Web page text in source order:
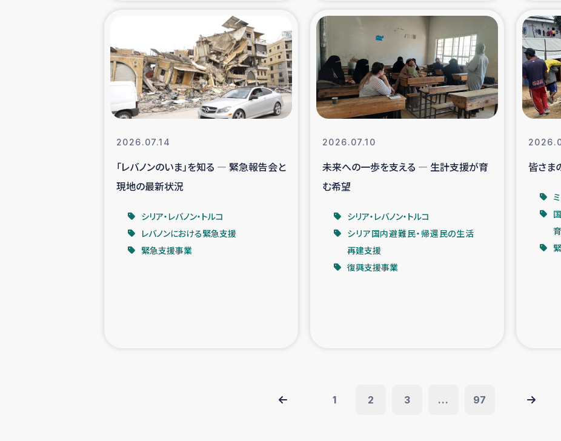
コーヒー生産者支援 アイナロ県マウベシ郡で
ベイルート大規模爆発被災者支援 女性の生計
アグロフォレストリー（カカオ）事業
2026.07.14
「レバノンのいま」を知る ― 緊急報告会と
現地の最新状況
シリア・レバノン・トルコ
レバノンにおける緊急支援
緊急支援事業
2026.07.10
未来への一歩を支える ― 生計支援が育
む希望
シリア・レバノン・トルコ
シリア国内避難民・帰還民の生活
再建支援
復興支援事業
皆さま
1 2 3 ... 97